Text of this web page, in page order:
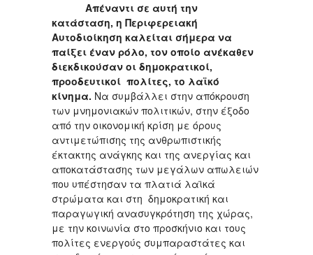
Απέναντι σε αυτή την
κατάσταση, η Περιφερειακή
Αυτοδιοίκηση καλείται σήμερα να
παίξει έναν ρόλο, τον οποίο ανέκαθεν
διεκδικούσαν οι δημοκρατικοί,
προοδευτικοί πολίτες, το λαϊκό
κίνημα. Να συμβάλλει στην απόκρουση
των μνημονιακών πολιτικών, στην έξοδο
από την οικονομική κρίση με όρους
αντιμετώπισης της ανθρωπιστικής
έκτακτης ανάγκης και της ανεργίας και
αποκατάστασης των μεγάλων απωλειών
που υπέστησαν τα πλατιά λαϊκά
στρώματα και στη δημοκρατική και
παραγωγική ανασυγκρότηση της χώρας,
με την κοινωνία στο προσκήνιο και τους
πολίτες ενεργούς συμπαραστάτες και